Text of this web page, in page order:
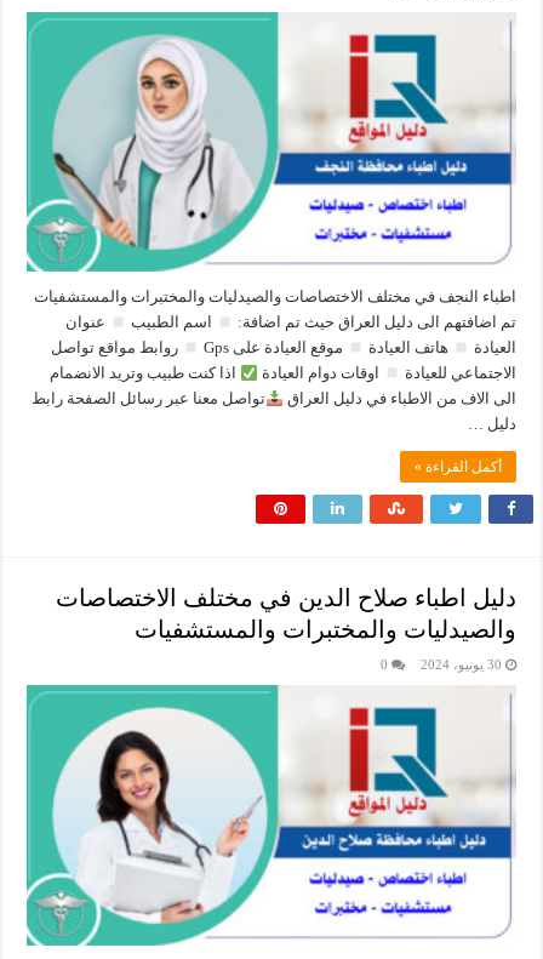
اطباء النجف في مختلف الاختصاصات والصيدليات والمختبرات والمستشفيات
تم اضافتهم الى دليل العراق حيث تم اضافة:
اسم الطبيب
عنوان
العيادة
هاتف العيادة موقع العيادة على Gps
روابط مواقع تواصل
الاجتماعي للعيادة
اوقات دوام العيادة
اذا كنت طبيب وتريد الانضمام
الى الاف من الاطباء في دليل العراق
تواصل معنا عبر رسائل الصفحة رابط
دليل …
أكمل القراءة »
دليل اطباء صلاح الدين في مختلف الاختصاصات
والصيدليات والمختبرات والمستشفيات
30 يونيو، 2024 0